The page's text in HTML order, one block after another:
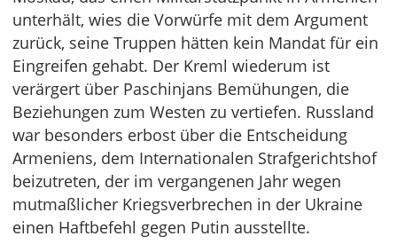
unterhält, wies die Vorwürfe mit dem Argument
zurück, seine Truppen hätten kein Mandat für ein
Eingreifen gehabt. Der Kreml wiederum ist
verärgert über Paschinjans Bemühungen, die
Beziehungen zum Westen zu vertiefen. Russland
war besonders erbost über die Entscheidung
Armeniens, dem Internationalen Strafgerichtshof
beizutreten, der im vergangenen Jahr wegen
mutmaßlicher Kriegsverbrechen in der Ukraine
einen Haftbefehl gegen Putin ausstellte.